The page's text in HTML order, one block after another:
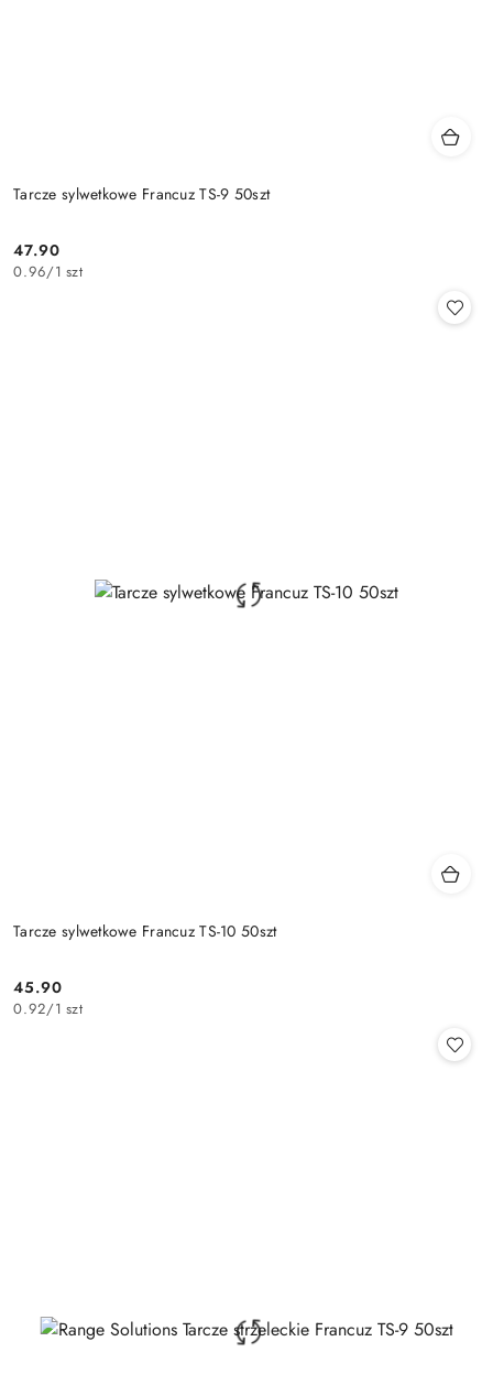
Tarcze sylwetkowe Francuz TS-9 50szt
Cena:
47.90
0.96/1 szt
Tarcze sylwetkowe Francuz TS-10 50szt
Cena:
45.90
0.92/1 szt